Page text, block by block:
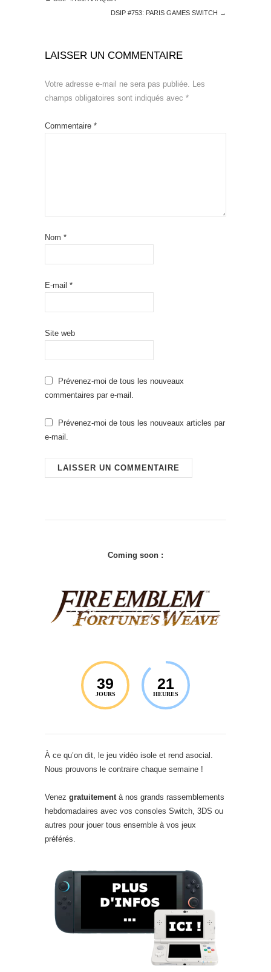
DSIP #753: PARIS GAMES SWITCH →
LAISSER UN COMMENTAIRE
Votre adresse e-mail ne sera pas publiée. Les
champs obligatoires sont indiqués avec *
Commentaire *
Nom *
E-mail *
Site web
Prévenez-moi de tous les nouveaux
commentaires par e-mail.
Prévenez-moi de tous les nouveaux articles par
e-mail.
Coming soon :
39
JOURS
21
HEURES
À ce qu’on dit, le jeu vidéo isole et rend asocial.
Nous prouvons le contraire chaque semaine !
Venez gratuitement à nos grands rassemblements
hebdomadaires avec vos consoles Switch, 3DS ou
autres pour jouer tous ensemble à vos jeux
préférés.